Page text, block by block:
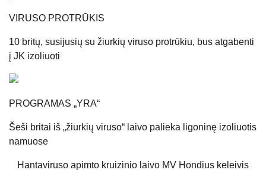
VIRUSO PROTRŪKIS
10 britų, susijusių su žiurkių viruso protrūkiu, bus atgabenti
į JK izoliuoti
PROGRAMAS „YRA“
Šeši britai iš „žiurkių viruso“ laivo palieka ligoninę izoliuotis
namuose
Hantaviruso apimto kruizinio laivo MV Hondius keleivis